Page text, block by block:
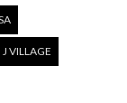
J VILLAGE